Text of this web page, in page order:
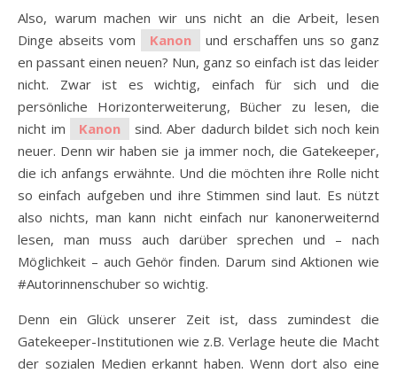
Also, warum machen wir uns nicht an die Arbeit, lesen
Dinge abseits vom
Kanon
und erschaffen uns so ganz
en passant einen neuen? Nun, ganz so einfach ist das leider
nicht. Zwar ist es wichtig, einfach für sich und die
persönliche Horizonterweiterung, Bücher zu lesen, die
nicht im
Kanon
sind. Aber dadurch bildet sich noch kein
neuer. Denn wir haben sie ja immer noch, die Gatekeeper,
die ich anfangs erwähnte. Und die möchten ihre Rolle nicht
so einfach aufgeben und ihre Stimmen sind laut. Es nützt
also nichts, man kann nicht einfach nur kanonerweiternd
lesen, man muss auch darüber sprechen und – nach
Möglichkeit – auch Gehör finden. Darum sind Aktionen wie
#Autorinnenschuber so wichtig.
Denn ein Glück unserer Zeit ist, dass zumindest die
Gatekeeper-Institutionen wie z.B. Verlage heute die Macht
der sozialen Medien erkannt haben. Wenn dort also eine